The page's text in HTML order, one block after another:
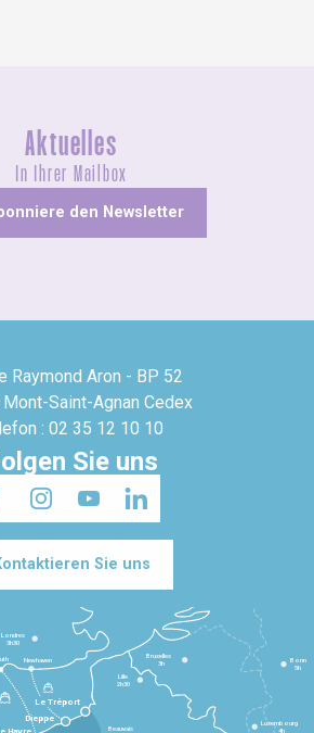
Aktuelles
In Ihrer Mailbox
den Newsletter
Raymond Aron - BP 52
Saint-Agnan Cedex
: 02 35 12 10 10
Sie uns
Sie uns
Dieppe
Le Tréport
Beauvais
Lille
2h30
Bruxelles
3h
Londres
3h30
Newhaven
Bonn
5h
Luxembourg
4h